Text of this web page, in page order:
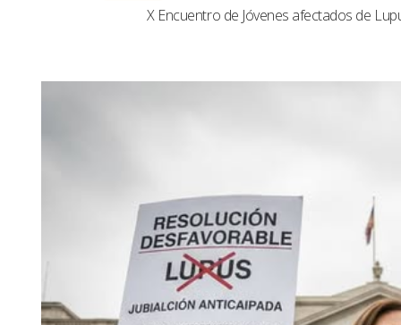
X Encuentro de Jóvenes afectados de